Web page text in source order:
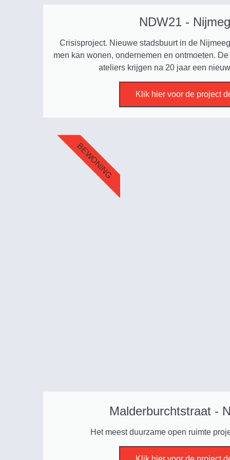
NDW21 -
Crisisproject. Nieuwe stadsbuurt in de
men kan wonen, ondernemen en ontmoeten.
ateliers krijgen na 20 jaar een
Klik hier voor de project
Malderburchtstraat -
Het meest duurzame open ruimte
BEWONING